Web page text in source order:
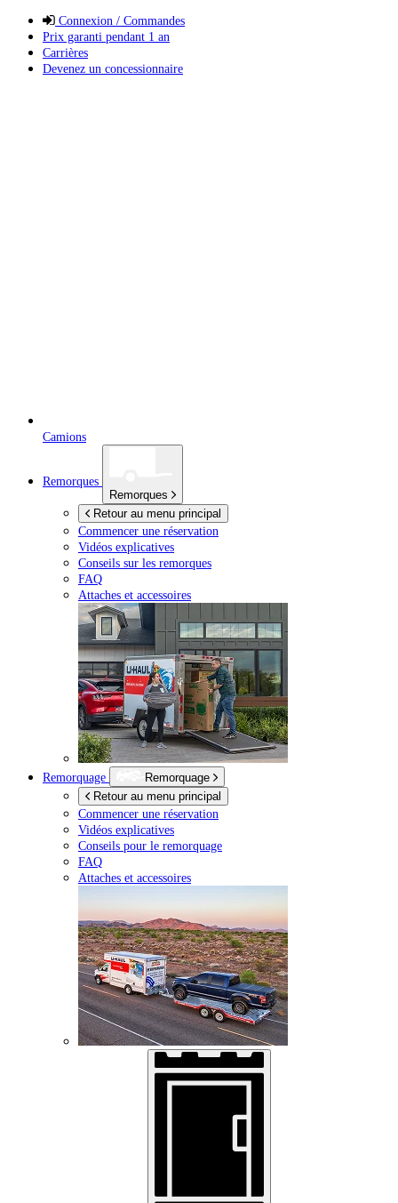
Connexion / Commandes
Prix garanti pendant 1 an
Carrières
Devenez un concessionnaire
Camions
Remorques
Remorques
Retour au menu principal
Commencer une réservation
Vidéos explicatives
Conseils sur les remorques
FAQ
Attaches et accessoires
Remorquage
Remorquage
Retour au menu principal
Commencer une réservation
Vidéos explicatives
Conseils pour le remorquage
FAQ
Attaches et accessoires